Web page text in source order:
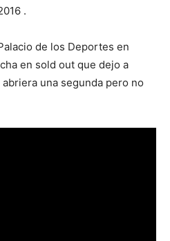
.
de los Deportes en
en sold out que dejo a
una segunda pero no